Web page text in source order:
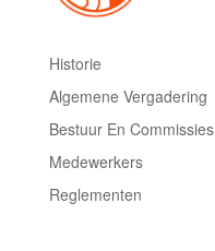
Historie
Algemene Vergadering
Bestuur En Commissies
Medewerkers
Reglementen